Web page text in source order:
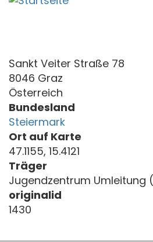
Direkt
Sankt Veiter Straße 78
8046 Graz
Österreich
Bundesland
Steiermark
Ort auf Karte
47.1155, 15.4121
Träger
Jugendzentrum Umleitung
originalid
1430